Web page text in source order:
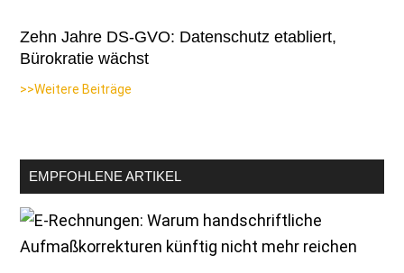
Zehn Jahre DS-GVO: Datenschutz etabliert,
Bürokratie wächst
>>Weitere Beiträge
EMPFOHLENE ARTIKEL